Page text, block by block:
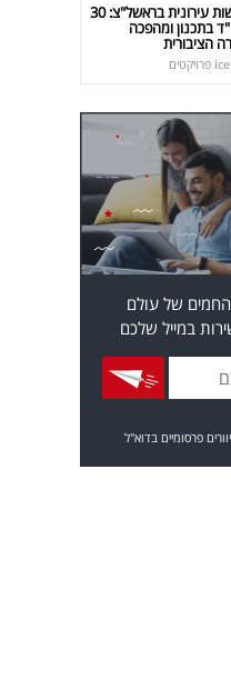
התחדשות עירונית בראשל"צ: 30
בתכנון ומהפכה
הציבורית
החמים של עולם
במייל שלכם
פרסומיים בדוא"ל